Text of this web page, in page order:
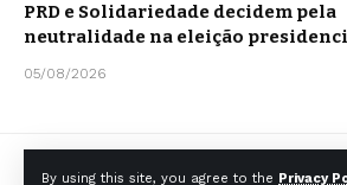
By using this site, you agree to the Privacy
PRD e Solidariedade decidem pela
neutralidade na eleição
05/08/2026